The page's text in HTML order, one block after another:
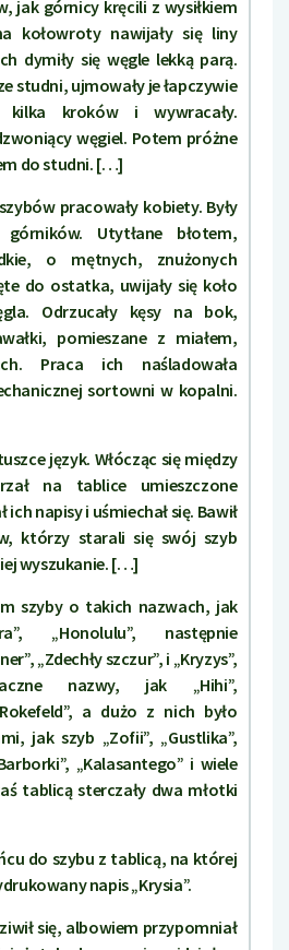
górnicy kręcili z wysiłkiem
kołowroty nawijały się liny
dymiły się węgle lekką parą.
studni, ujmowały je łapczywie
kilka kroków i wywracały.
węgiel. Potem próżne
do studni. […]
pracowały kobiety. Były
Utytłane błotem,
o mętnych, znużonych
do ostatka, uwijały się koło
Odrzucały kęsy na bok,
pomieszane z miałem,
Praca ich naśladowała
sortowni w kopalni.
język. Włócząc się między
na tablice umieszczone
napisy i uśmiechał się. Bawił
którzy starali się swój szyb
wyszukanie. […]
o takich nazwach, jak
„Honolulu”, następnie
„Zdechły szczur”, i „Kryzys”,
nazwy, jak „Hihi”,
a dużo z nich było
jak szyb „Zofii”, „Gustlika”,
„Kalasantego” i wiele
tablicą sterczały dwa młotki
do szybu z tablicą, na której
napis „Krysia”.
się, albowiem przypomniał